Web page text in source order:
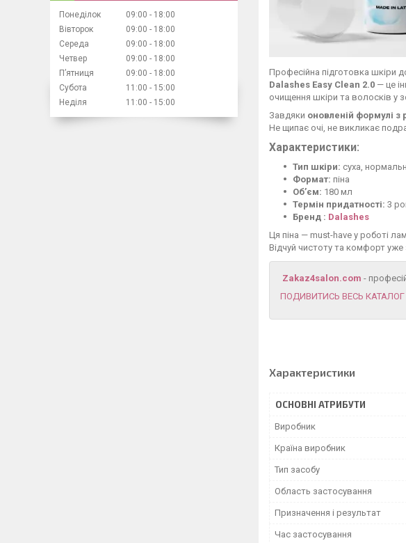
Професійна підготовка шкіри
Dalashes Easy Clean 2.0 — це
очищення шкіри та волосків у
Завдяки оновленій формулі з
Не щипає очі, не викликає
Характеристики:
Тип шкіри: суха,
Формат: піна
Об’єм: 180 мл
Термін придатності: 3
Бренд : Dalashes
Ця піна — must-have у роботі
Відчуй чистоту та комфорт
Zakaz4salon.com -
ПОДИВИТИСЬ ВЕСЬ КАТАЛОГ
Характеристики
ОСНОВНІ АТРИБУТИ
Виробник
Країна виробник
Тип засобу
Область застосування
Призначення і результат
Час застосування
Понеділок 09:00
18:00
Вівторок
09:00
18:00
Середа
09:00
18:00
Четвер
09:00
18:00
Пʼятниця
09:00
18:00
Субота
11:00
15:00
Неділя
11:00 15:00